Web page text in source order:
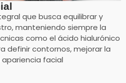
que busca equilibrar y
manteniendo siempre la
como el ácido hialurónico
definir contornos, mejorar la
facial